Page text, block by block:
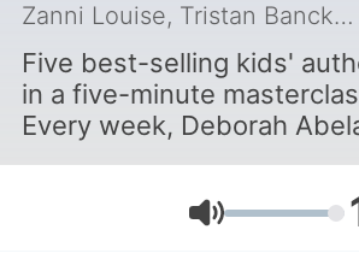
Zanni Louise, Tristan Bancks, Sarah Armstong, Deborah Abela & Lian Tanner
Five best-selling kids'
in a five-minute
Every week, Deborah
Zanni Louise share their
Гучність